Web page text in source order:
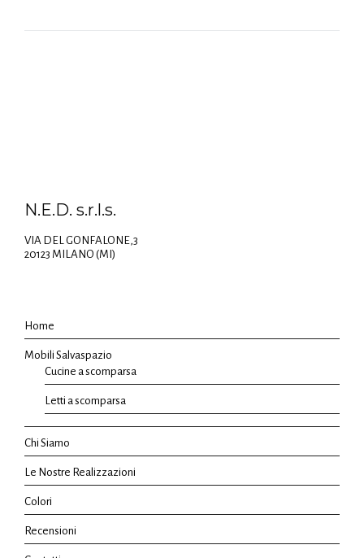
N.E.D. s.r.l.s.
VIA DEL GONFALONE,3
20123 MILANO (MI)
Home
Mobili Salvaspazio
Cucine a scomparsa
Letti a scomparsa
Chi Siamo
Le Nostre Realizzazioni
Colori
Recensioni